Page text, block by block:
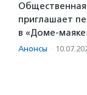
Общественная
приглашает
в «Доме-
Анонсы ·